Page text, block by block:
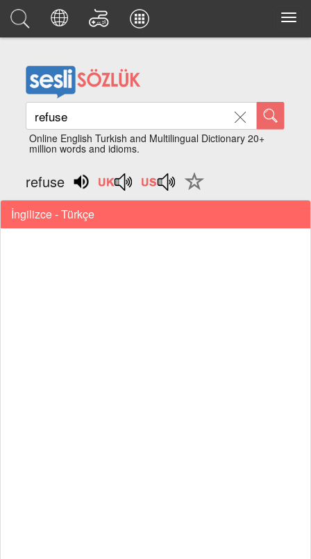
Online English Turkish and Multilingual Dictionary 20+
million words and idioms.
refuse
İngilizce - Türkçe